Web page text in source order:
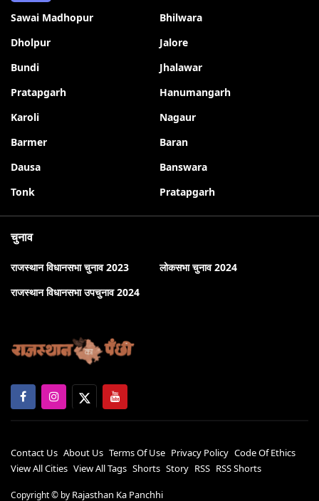
Sawai Madhopur
Bhilwara
Dholpur
Jalore
Bundi
Jhalawar
Pratapgarh
Hanumangarh
Karoli
Nagaur
Barmer
Baran
Dausa
Banswara
Tonk
Pratapgarh
चुनाव
राजस्थान विधानसभा चुनाव 2023
लोकसभा चुनाव 2024
राजस्थान विधानसभा उपचुनाव 2024
Contact Us About Us Terms Of Use Privacy Policy Code Of Ethics
View All Cities View All Tags Shorts Story RSS RSS Shorts
Copyright © by Rajasthan Ka Panchhi